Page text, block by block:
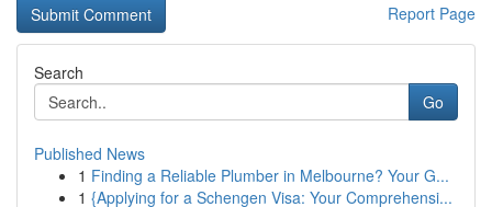
Report Page
Search
Go
Published News
1 Finding a Reliable Plumber in Melbourne? Your G...
1 {Applying for a Schengen Visa: Your Comprehensi...